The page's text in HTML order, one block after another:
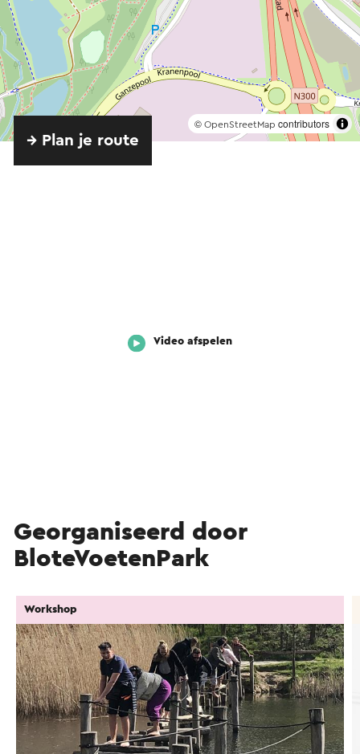
© OpenStreetMap contributors
→ Plan je route
Video afspelen
Georganiseerd door
BloteVoetenPark
Workshop